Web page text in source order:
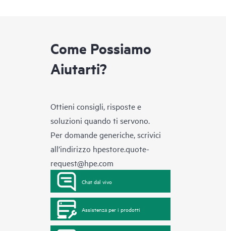
Come Possiamo
Aiutarti?
Ottieni consigli, risposte e
soluzioni quando ti servono.
Per domande generiche, scrivici
all’indirizzo hpestore.quote-
request@hpe.com
Chat dal vivo
Assistenza per i prodotti